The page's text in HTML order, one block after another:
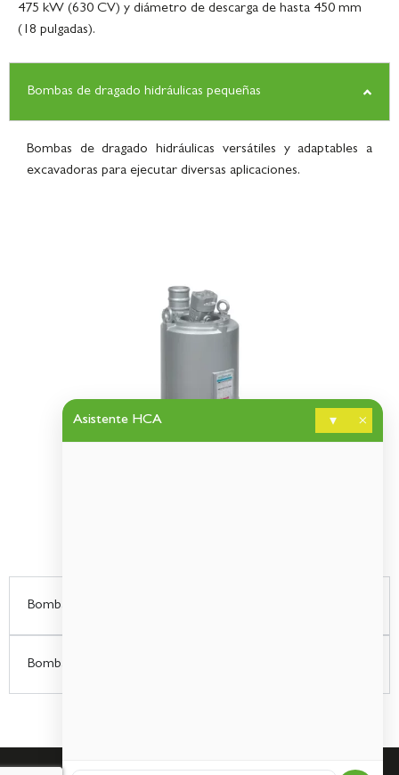
Asistente HCA ▾ ×
475 kW (630 CV) y diámetro de descarga de hasta 450 mm
(18 pulgadas).
Bombas de dragado hidráulicas pequeñas
Bombas de dragado hidráulicas versátiles y adaptables a
excavadoras para ejecutar diversas aplicaciones.
Bombas de dragado hidráulicas medianas
Bombas de dragado hidráulicas de grandes dimensiones